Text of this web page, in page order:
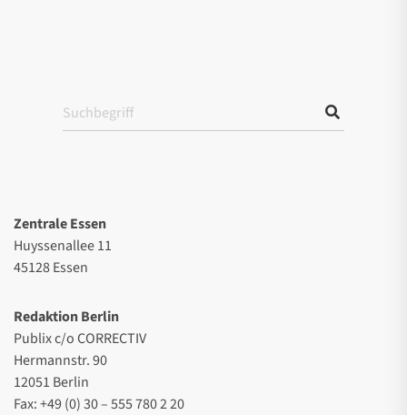
Zentrale Essen
Huyssenallee 11
45128 Essen
Redaktion Berlin
Publix c/o CORRECTIV
Hermannstr. 90
12051 Berlin
Fax: +49 (0) 30 – 555 780 2 20